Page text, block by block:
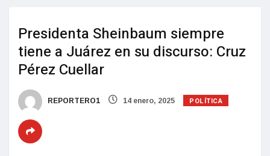
Presidenta Sheinbaum siempre
tiene a Juárez en su discurso: Cruz
Pérez Cuellar
REPORTERO1 14 enero, 2025 POLÍTICA